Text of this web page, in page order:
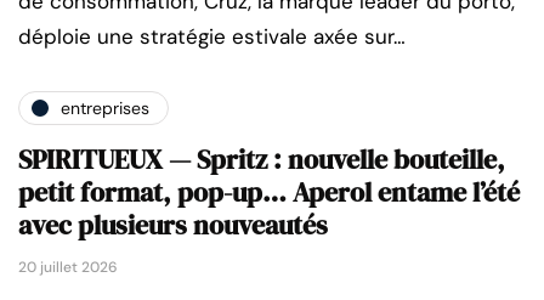
déploie une stratégie estivale axée sur…
entreprises
SPIRITUEUX — Spritz : nouvelle bouteille,
petit format, pop-up… Aperol entame l’été
avec plusieurs nouveautés
20 juillet 2026